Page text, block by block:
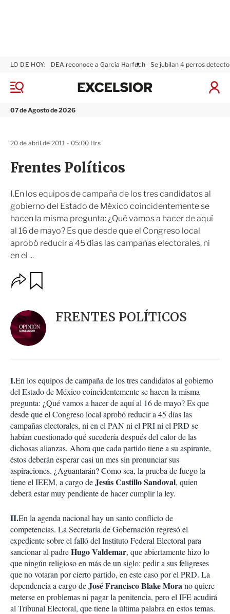
M
n
07 de Agosto de 2026
LO DE HOY: DEA reconoce a García Harfuch Se jubilan 4 perros
I
x
Frentes Políticos
I.En los equipos de campaña de los tres candidatos al
gobierno del Estado de México coincidentemente se
hacen la misma pregunta: ¿Qué vamos a hacer de aquí
al 16 de mayo? Es que desde que el Congreso local
aprobó reducir a 45 días las campañas electorales, ni
en el ...
20 de abril de 2011 - 05:00 Hrs
O
p
o
n
e
s
o
m
p
a
r
i
r
a
r
FRENTES POLÍTICOS
I.En los equipos de campaña de los tres candidatos al gobierno
del Estado de México coincidentemente se hacen la misma
pregunta: ¿Qué vamos a hacer de aquí al 16 de mayo? Es que
desde que el Congreso local aprobó reducir a 45 días las
campañas electorales, ni en el PAN ni el PRI ni el PRD se
habían cuestionado qué sucedería después del calor de las
dichosas alianzas. Ahora que cada partido tiene a su aspirante,
éstos deberán esperar casi un mes sin pronunciar sus
aspiraciones. ¿Aguantarán? Como sea, la prueba de fuego la
tiene el IEEM, a cargo deJesús Castillo Sandoval, quien
deberá estar muy pendiente de hacer cumplir la ley.
II.En la agenda nacional hay un santo conflicto de
competencias. La Secretaría de Gobernación regresó el
expediente sobre el falló del Instituto Federal Electoral para
sancionar al padreHugo Valdemar, que abiertamente hizo lo
que ningún religioso en más de un siglo: pedir a sus feligreses
que no votaran por cierto partido, en este caso por el PRD. La
dependencia a cargo deJosé Francisco Blake Morano quiere
meterse en problemas ni pagar la penitencia, pero el IFE acudirá
al Tribunal Electoral, que tiene la última palabra en estos temas.